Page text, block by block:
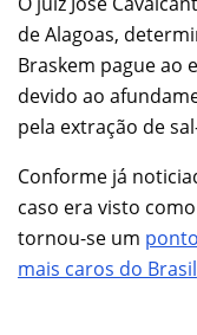
de Alagoas,
Braskem pague ao
devido ao
pela extração de
Conforme já
caso era visto
tornou-se um
mais caros do Brasil